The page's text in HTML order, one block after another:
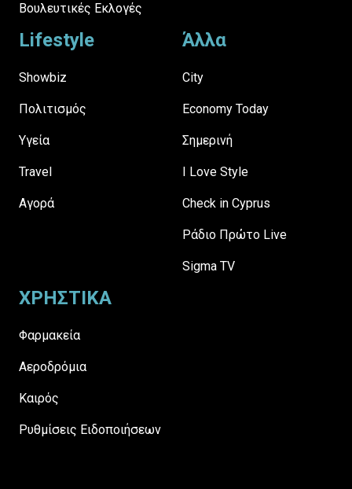
Βουλευτικές Εκλογές
Lifestyle
Showbiz
Πολιτισμός
Υγεία
Travel
Αγορά
Άλλα
City
Economy Today
Σημερινή
I Love Style
Check in Cyprus
Ράδιο Πρώτο Live
Sigma TV
ΧΡΗΣΤΙΚΑ
Φαρμακεία
Αεροδρόμια
Καιρός
Ρυθμίσεις Ειδοποιήσεων